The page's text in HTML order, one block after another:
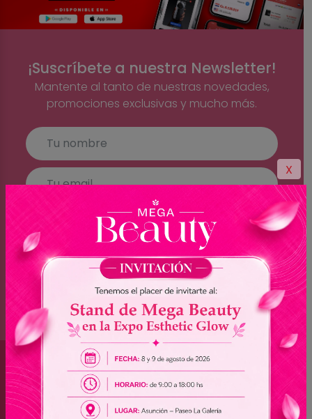
X
¡Suscríbete a nuestra Newsletter!
Mantente al tanto de nuestras novedades,
promociones exclusivas y mucho más.
Brasil
(045) 3528-9053 - (045) 3528-8462
(045) 3025-7072 - (045) 3025-7736